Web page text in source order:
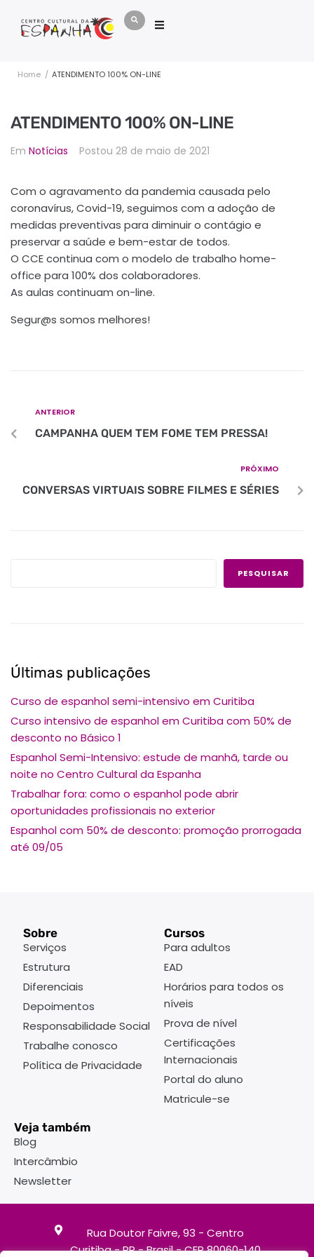
Home / ATENDIMENTO 100% ON-LINE
ATENDIMENTO 100% ON-LINE
Em Notícias Postou 28 de maio de 2021
Com o agravamento da pandemia causada pelo
coronavírus, Covid-19, seguimos com a adoção de
medidas preventivas para diminuir o contágio e
preservar a saúde e bem-estar de todos.
O CCE continua com o modelo de trabalho home-
office para 100% dos colaboradores.
As aulas continuam on-line.
Segur@s somos melhores!
ANTERIOR
CAMPANHA QUEM TEM FOME TEM PRESSA!
PRÓXIMO
CONVERSAS VIRTUAIS SOBRE FILMES E SÉRIES
PESQUISAR
Últimas publicações
Curso de espanhol semi-intensivo em Curitiba
Curso intensivo de espanhol em Curitiba com 50% de
desconto no Básico 1
Espanhol Semi-Intensivo: estude de manhã, tarde ou
noite no Centro Cultural da Espanha
Trabalhar fora: como o espanhol pode abrir
oportunidades profissionais no exterior
Espanhol com 50% de desconto: promoção prorrogada
até 09/05
Sobre
Serviços
Estrutura
Diferenciais
Depoimentos
Responsabilidade Social
Trabalhe conosco
Política de Privacidade
Cursos
Para adultos
EAD
Horários para todos os
níveis
Prova de nível
Certificações
Internacionais
Portal do aluno
Matricule-se
Veja também
Blog
Intercâmbio
Newsletter
Rua Doutor Faivre, 93 - Centro
Curitiba - PR - Brasil - CEP 80060-140